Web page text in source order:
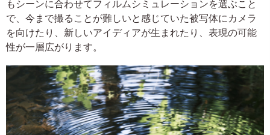
もシーンに合わせてフィルムシミュレーションを選ぶこと
で、今まで撮ることが難しいと感じていた被写体にカメラ
を向けたり、新しいアイディアが生まれたり、表現の可能
性が一層広がります。